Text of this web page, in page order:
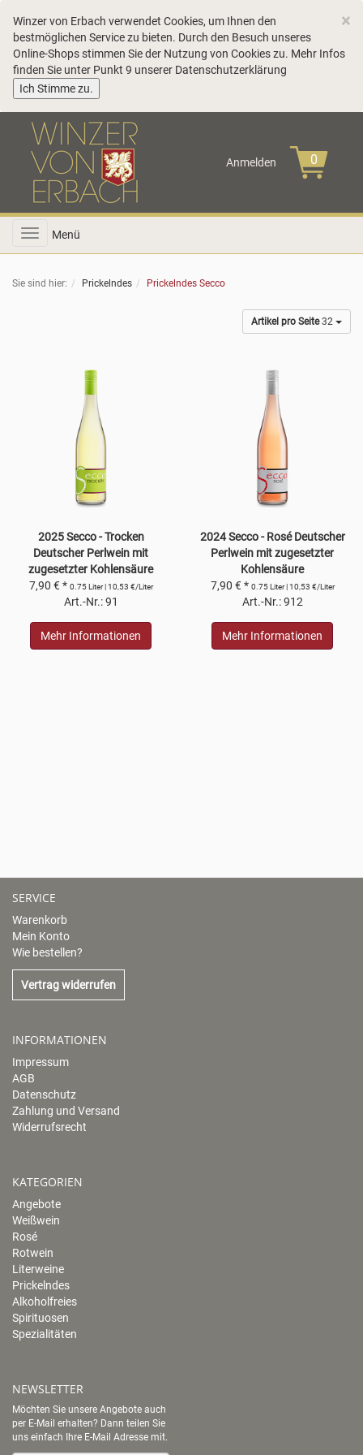
×
Winzer von Erbach verwendet Cookies, um Ihnen den
bestmöglichen Service zu bieten. Durch den Besuch unseres
Online-Shops stimmen Sie der Nutzung von Cookies zu. Mehr Infos
finden Sie unter Punkt 9 unserer Datenschutzerklärung
Ich Stimme zu.
Anmelden
Toggle
navigation
Menü
Sie sind hier: Prickelndes Prickelndes Secco
Artikel pro Seite 32
2025 Secco - Trocken
Deutscher Perlwein mit
zugesetzter Kohlensäure
7,90 € * 0.75 Liter | 10,53 €/Liter
Art.-Nr.: 91
Mehr Informationen
2024 Secco - Rosé Deutscher
Perlwein mit zugesetzter
Kohlensäure
7,90 € * 0.75 Liter | 10,53 €/Liter
Art.-Nr.: 912
Mehr Informationen
SERVICE
Warenkorb
Mein Konto
Wie bestellen?
Vertrag widerrufen
INFORMATIONEN
Impressum
AGB
Datenschutz
Zahlung und Versand
Widerrufsrecht
KATEGORIEN
Angebote
Weißwein
Rosé
Rotwein
Literweine
Prickelndes
Alkoholfreies
Spirituosen
Spezialitäten
NEWSLETTER
Möchten Sie unsere Angebote auch
per E-Mail erhalten? Dann teilen Sie
uns einfach Ihre E-Mail Adresse mit.